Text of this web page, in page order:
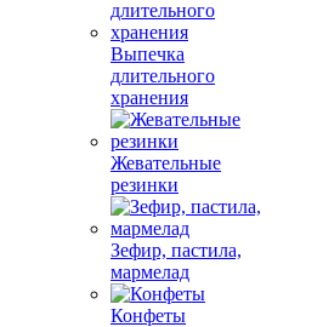
Выпечка
длительного
хранения
Жевательные
резинки
Зефир, пастила,
мармелад
Конфеты